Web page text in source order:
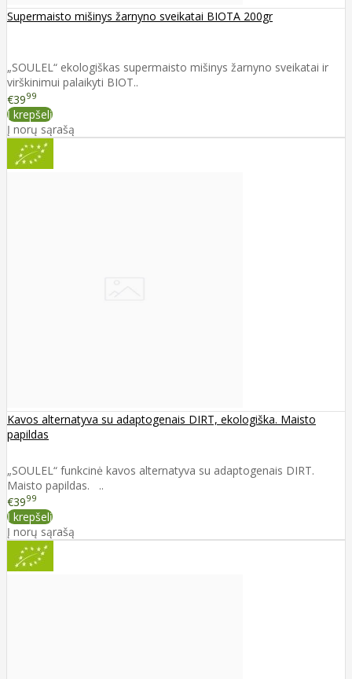
Supermaisto mišinys žarnyno sveikatai BIOTA 200gr
„SOULEL“ ekologiškas supermaisto mišinys žarnyno sveikatai ir
virškinimui palaikyti BIOT..
€3999
Į krepšelį
Į norų sąrašą
Kavos alternatyva su adaptogenais DIRT, ekologiška. Maisto
papildas
„SOULEL“ funkcinė kavos alternatyva su adaptogenais DIRT.
Maisto papildas. ..
€3999
Į krepšelį
Į norų sąrašą